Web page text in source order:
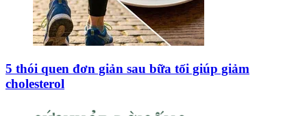
5 thói quen đơn giản sau bữa tối giúp giảm
cholesterol